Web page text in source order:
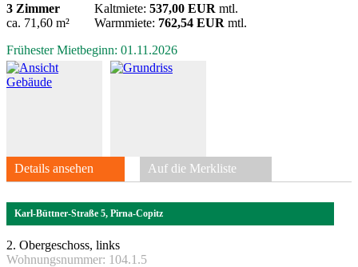
3 Zimmer
ca. 71,60 m²
Kaltmiete: 537,00 EUR mtl.
Warmmiete: 762,54 EUR mtl.
Frühester Mietbeginn: 01.11.2026
Details ansehen Auf die Merkliste
Karl-Büttner-Straße 5, Pirna-Copitz
2. Obergeschoss, links
Wohnungsnummer: 104.1.5